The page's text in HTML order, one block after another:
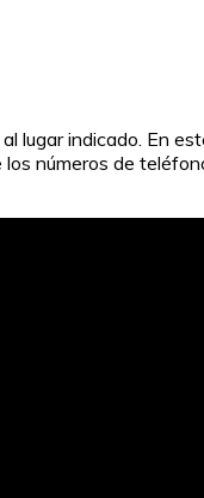
lugar indicado. En
números de